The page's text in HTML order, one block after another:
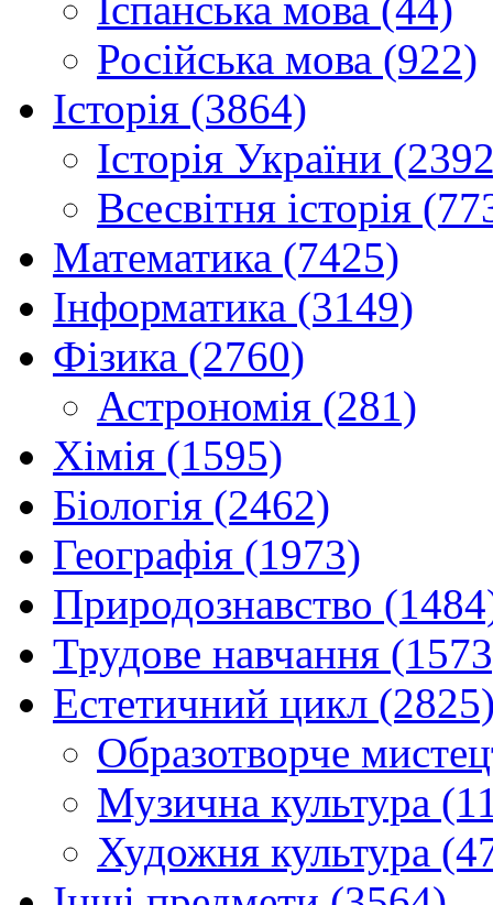
Російська мова (922)
Історія (3864)
Історія України
Всесвітня історія
Математика (7425)
Інформатика (3149)
Фізика (2760)
Астрономія (281)
Хімія (1595)
Біологія (2462)
Географія (1973)
Природознавство
Трудове навчання
Естетичний цикл
Образотворче
Музична культура
Художня культура